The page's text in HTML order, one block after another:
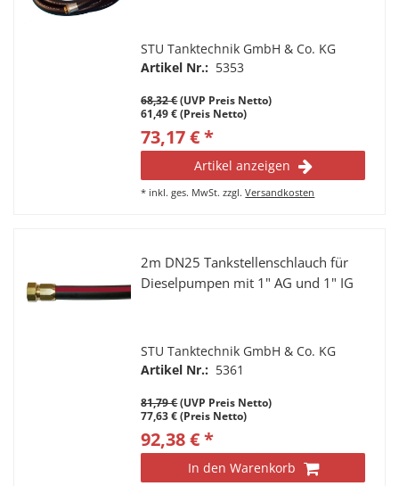
STU Tanktechnik GmbH & Co. KG
Artikel Nr.: 5353
68,32 €(UVP Preis Netto)
61,49 € (Preis Netto)
73,17 € *
Artikel anzeigen
* inkl. ges. MwSt. zzgl.Versandkosten
2m DN25 Tankstellenschlauch für
Dieselpumpen mit 1" AG und 1" IG
STU Tanktechnik GmbH & Co. KG
Artikel Nr.: 5361
81,79 €(UVP Preis Netto)
77,63 € (Preis Netto)
92,38 € *
In den Warenkorb